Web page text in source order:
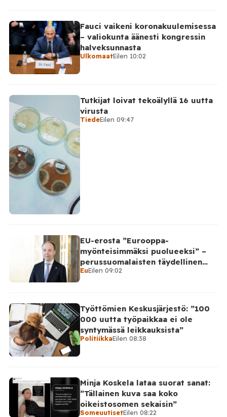
Fauci vaikeni koronakuulemisessa
– valiokunta äänesti kongressin
halveksunnasta
UlkomaatEilen 10:02
Tutkijat loivat tekoälyllä 16 uutta
virusta
TiedeEilen 09:47
EU-erosta ”Eurooppa-
myönteisimmäksi puolueeksi” –
perussuomalaisten täydellinen
takinkääntö
EuEilen 09:02
Työttömien Keskusjärjestö: ”100
000 uutta työpaikkaa ei ole
syntymässä leikkauksista”
PolitiikkaEilen 08:38
Minja Koskela lataa suorat sanat:
”Tällainen kuva saa koko
oikeistosomen sekaisin”
SomeuutisetEilen 08:22